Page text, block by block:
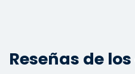
Reseñas de